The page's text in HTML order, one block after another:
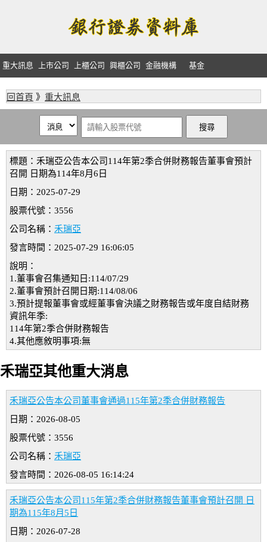
重大訊息 上市公司 上櫃公司 興櫃公司 金融機構 基金
回首頁 》 重大訊息
標題：禾瑞亞公告本公司114年第2季合併財務報告董事會預計
召開 日期為114年8月6日
日期：2025-07-29
股票代號：3556
公司名稱： 禾瑞亞
發言時間：2025-07-29 16:06:05
說明：
1.董事會召集通知日:114/07/29
2.董事會預計召開日期:114/08/06
3.預計提報董事會或經董事會決議之財務報告或年度自結財務
資訊年季:
114年第2季合併財務報告
4.其他應敘明事項:無
禾瑞亞其他重大消息
禾瑞亞公告本公司董事會通過115年第2季合併財務報告
日期：2026-08-05
股票代號：3556
公司名稱： 禾瑞亞
發言時間：2026-08-05 16:14:24
禾瑞亞公告本公司115年第2季合併財務報告董事會預計召開 日
期為115年8月5日
日期：2026-07-28